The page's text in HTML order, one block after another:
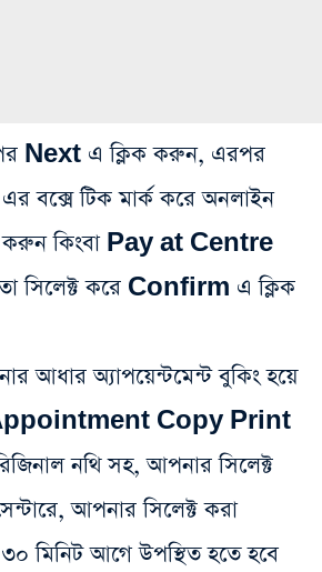
Next এ ক্লিক করুন, এরপর
বক্সে টিক মার্ক করে অনলাইন
করুন কিংবা Pay at Centre
সিলেক্ট করে Confirm এ ক্লিক
আধার অ্যাপয়েন্টমেন্ট বুকিং হয়ে
Copy Print
নথি সহ, আপনার সিলেক্ট
আপনার সিলেক্ট করা
মিনিট আগে উপস্থিত হতে হবে